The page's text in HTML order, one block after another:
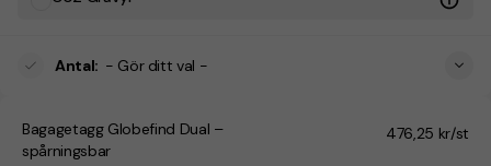
Antal: - Gör ditt val -
Bagagetagg Globefind Dual –
spårningsbar
476,25 kr/st